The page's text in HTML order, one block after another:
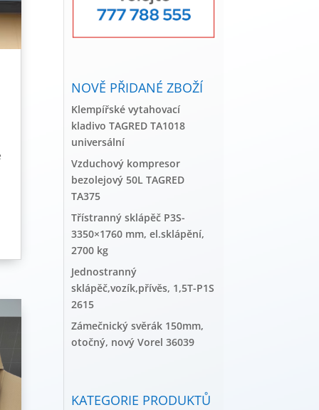
NOVĚ PŘIDANÉ ZBOŽÍ
Klempířské vytahovací
kladivo TAGRED TA1018
universální
Vzduchový kompresor
bezolejový 50L TAGRED
TA375
Třístranný sklápěč P3S-
3350×1760 mm, el.sklápění,
2700 kg
Jednostranný
sklápěč,vozík,přívěs, 1,5T-P1S
2615
Zámečnický svěrák 150mm,
otočný, nový Vorel 36039
KATEGORIE PRODUKTŮ